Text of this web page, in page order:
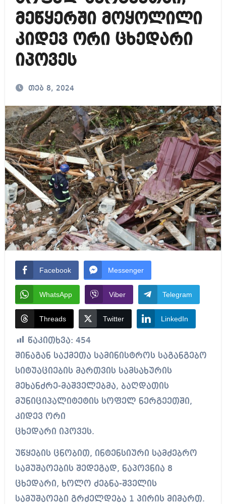
მეწყერში მოყოლილი
კიდევ ორი ცხედარი
იპოვეს
თებ 8, 2024
Facebook Messenger
WhatsApp Viber Telegram
Threads Twitter LinkedIn
წაკითხვა: 454
შინაგან საქმეთა სამინისტროს საგანგებო
სიტუაციების მართვის სამსახურის
მეხანძრე-მაშველებმა, ბაღდათის
მუნიციპალიტეტის სოფელ ნერგეეთში,
კიდევ ორი
ცხედარი იპოვეს.
უწყების ცნობით, ინტენსიური სამძებრო
სამუშაოების შედეგად, ნაპოვნია 8
ცხედარი, ხოლო ძებნა-შველის
სამუშაოები გრძელდება 1 პირის მიმართ.